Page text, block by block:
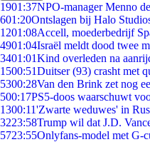
1901:37NPO-manager Menno
601:20Ontslagen bij Halo
1201:08Accell, moederbedrijf
4901:04Israël meldt dood twee
3401:01Kind overleden na
1500:51Duitser (93) crasht met
5300:28Van den Brink zet nog
500:17PS5-doos waarschuwt
1300:11'Zwarte weduwes' in
3223:58Trump wil dat J.D.
5723:55Onlyfans-model met G-